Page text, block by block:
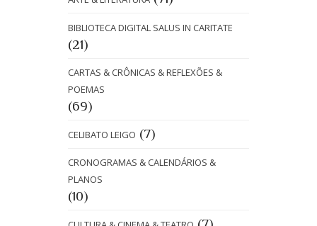
BIBLIOTECA DIGITAL SALUS IN CARITATE
(21)
CARTAS & CRÔNICAS & REFLEXÕES &
POEMAS
(69)
CELIBATO LEIGO (7)
CRONOGRAMAS & CALENDÁRIOS &
PLANOS
(10)